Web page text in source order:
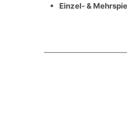
Einzel- &